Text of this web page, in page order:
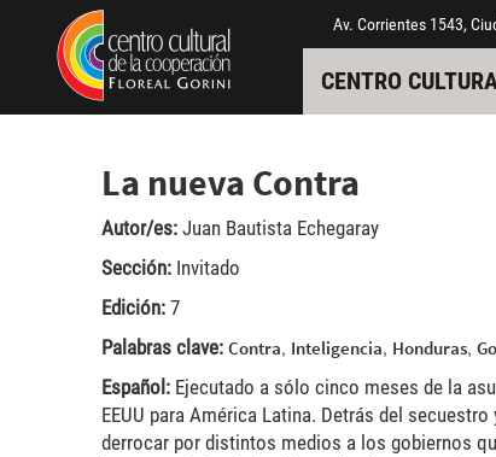
Pasar al contenido principal
Jump to main content Av. Corrientes 1543,
CENTRO
La nueva Contra
Autor/es: Juan Bautista Echegaray
Sección: Invitado
Edición: 7
Palabras clave: Contra, Inteligencia, Honduras,
Español: Ejecutado a sólo cinco meses de la
EEUU para América Latina. Detrás del
derrocar por distintos medios a los gobiernos